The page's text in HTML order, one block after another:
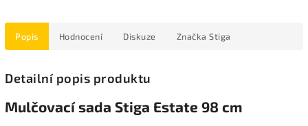
Popis Hodnocení Diskuze Značka Stiga
Detailní popis produktu
Mulčovací sada Stiga Estate 98 cm